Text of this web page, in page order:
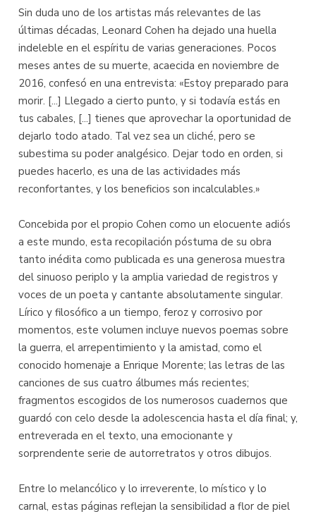
Sin duda uno de los artistas más relevantes de las
últimas décadas, Leonard Cohen ha dejado una huella
indeleble en el espíritu de varias generaciones. Pocos
meses antes de su muerte, acaecida en noviembre de
2016, confesó en una entrevista: «Estoy preparado para
morir. [...] Llegado a cierto punto, y si todavía estás en
tus cabales, [...] tienes que aprovechar la oportunidad de
dejarlo todo atado. Tal vez sea un cliché, pero se
subestima su poder analgésico. Dejar todo en orden, si
puedes hacerlo, es una de las actividades más
reconfortantes, y los beneficios son incalculables.»
Concebida por el propio Cohen como un elocuente adiós
a este mundo, esta recopilación póstuma de su obra
tanto inédita como publicada es una generosa muestra
del sinuoso periplo y la amplia variedad de registros y
voces de un poeta y cantante absolutamente singular.
Lírico y filosófico a un tiempo, feroz y corrosivo por
momentos, este volumen incluye nuevos poemas sobre
la guerra, el arrepentimiento y la amistad, como el
conocido homenaje a Enrique Morente; las letras de las
canciones de sus cuatro álbumes más recientes;
fragmentos escogidos de los numerosos cuadernos que
guardó con celo desde la adolescencia hasta el día final; y,
entreverada en el texto, una emocionante y
sorprendente serie de autorretratos y otros dibujos.
Entre lo melancólico y lo irreverente, lo místico y lo
carnal, estas páginas reflejan la sensibilidad a flor de piel